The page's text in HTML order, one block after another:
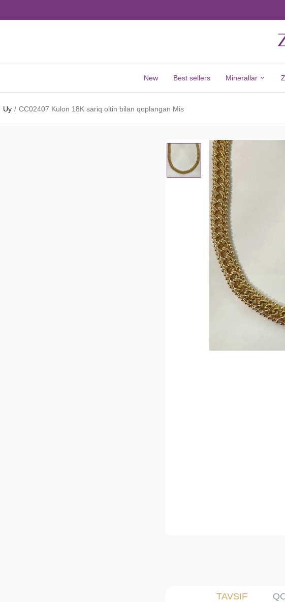
New Best sellers Minerallar
Barcha
Granat
Ametist
Tanzanit
Boshqalar
Uy CC02407 Kulon 18K sariq oltin bilan qoplangan Mis
TAVSIF